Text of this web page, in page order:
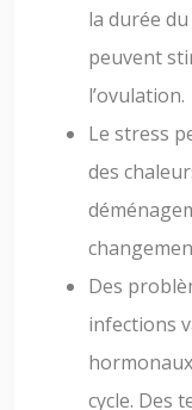
la durée
peuvent
l’ovulation.
Le stress
des
Des
infections
cycle. Des